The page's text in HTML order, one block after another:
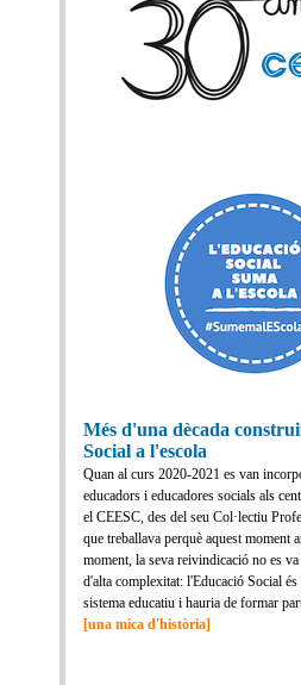
Més d'una dècada
Social a l'escola
Quan al curs 2020-2021 es van
educadors i educadores socials als
el CEESC, des del seu Col·lectiu
que treballava perquè aquest moment
moment, la seva reivindicació no es
d'alta complexitat: l'Educació Social és
sistema educatiu i hauria de formar
[una mica d'història]